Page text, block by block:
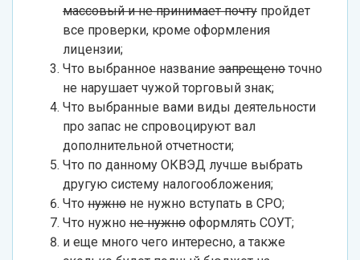
массовый и не принимает почту пройдет
все проверки, кроме оформления
лицензии;
Что выбранное название запрещено точно
не нарушает чужой торговый знак;
Что выбранные вами виды деятельности
про запас не спровоцируют вал
дополнительной отчетности;
Что по данному ОКВЭД лучше выбрать
другую систему налогообложения;
Что нужно не нужно вступать в СРО;
Что нужно не нужно оформлять СОУТ;
и еще много чего интересно, а также